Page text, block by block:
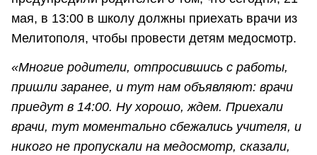
мая, в 13:00 в школу должны приехать врачи из
Мелитополя, чтобы провести детям медосмотр.
«Многие родители, отпросившись с работы,
пришли заранее, и тут нам объявляют: врачи
приедут в 14:00. Ну хорошо, ждем. Приехали
врачи, тут моментально сбежались учителя, и
никого не пропускали на медосмотр, сказали,